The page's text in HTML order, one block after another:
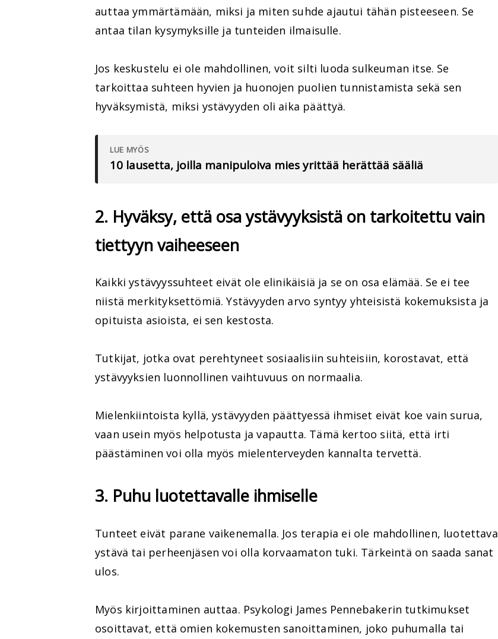
auttaa ymmärtämään, miksi ja miten suhde ajautui tähän pisteeseen. Se
antaa tilan kysymyksille ja tunteiden ilmaisulle.
Jos keskustelu ei ole mahdollinen, voit silti luoda sulkeuman itse. Se
tarkoittaa suhteen hyvien ja huonojen puolien tunnistamista sekä sen
hyväksymistä, miksi ystävyyden oli aika päättyä.
LUE MYÖS
10 lausetta, joilla manipuloiva mies yrittää herättää sääliä
2. Hyväksy, että osa ystävyyksistä on tarkoitettu vain
tiettyyn vaiheeseen
Kaikki ystävyyssuhteet eivät ole elinikäisiä ja se on osa elämää. Se ei tee
niistä merkityksettömiä. Ystävyyden arvo syntyy yhteisistä kokemuksista ja
opituista asioista, ei sen kestosta.
Tutkijat, jotka ovat perehtyneet sosiaalisiin suhteisiin, korostavat, että
ystävyyksien luonnollinen vaihtuvuus on normaalia.
Mielenkiintoista kyllä, ystävyyden päättyessä ihmiset eivät koe vain surua,
vaan usein myös helpotusta ja vapautta. Tämä kertoo siitä, että irti
päästäminen voi olla myös mielenterveyden kannalta tervettä.
3. Puhu luotettavalle ihmiselle
Tunteet eivät parane vaikenemalla. Jos terapia ei ole mahdollinen, luotettava
ystävä tai perheenjäsen voi olla korvaamaton tuki. Tärkeintä on saada sanat
ulos.
Myös kirjoittaminen auttaa. Psykologi James Pennebakerin tutkimukset
osoittavat, että omien kokemusten sanoittaminen, joko puhumalla tai